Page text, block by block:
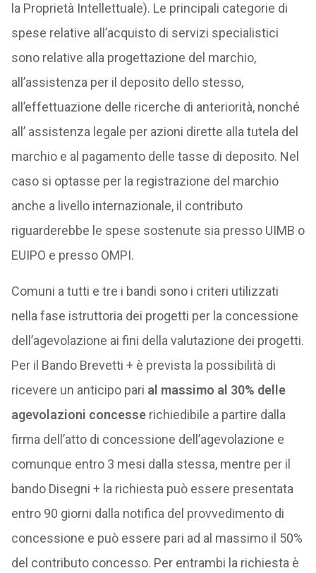
la Proprietà Intellettuale). Le principali categorie di
spese relative all’acquisto di servizi specialistici
sono relative alla progettazione del marchio,
all’assistenza per il deposito dello stesso,
all’effettuazione delle ricerche di anteriorità, nonché
all’ assistenza legale per azioni dirette alla tutela del
marchio e al pagamento delle tasse di deposito. Nel
caso si optasse per la registrazione del marchio
anche a livello internazionale, il contributo
riguarderebbe le spese sostenute sia presso UIMB o
EUIPO e presso OMPI.
Comuni a tutti e tre i bandi sono i criteri utilizzati
nella fase istruttoria dei progetti per la concessione
dell’agevolazione ai fini della valutazione dei progetti.
Per il Bando Brevetti + è prevista la possibilità di
ricevere un anticipo pari al massimo al 30% delle
agevolazioni concesserichiedibile a partire dalla
firma dell’atto di concessione dell’agevolazione e
comunque entro 3 mesi dalla stessa, mentre per il
bando Disegni + la richiesta può essere presentata
entro 90 giorni dalla notifica del provvedimento di
concessione e può essere pari ad al massimo il 50%
del contributo concesso. Per entrambi la richiesta è